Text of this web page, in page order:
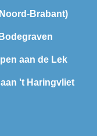
Brabant)
Bodegraven
aan de Lek
't Haringvliet